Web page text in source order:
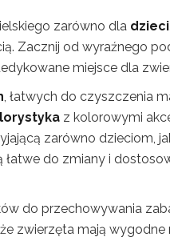
zarówno dla dzieci
Zacznij od wyraźnego
miejsce dla
, łatwych do czyszczenia
z kolorowymi
zarówno dzieciom,
do zmiany i
do przechowywania
zwierzęta mają